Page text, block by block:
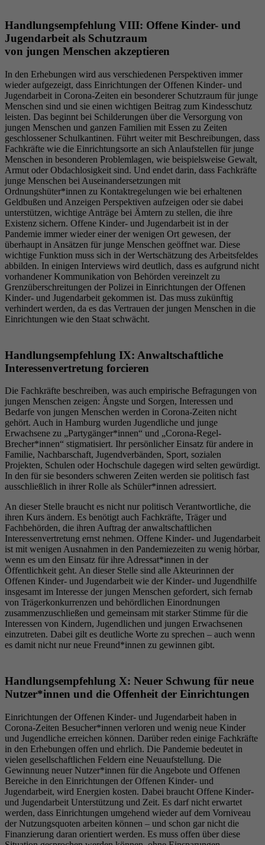
Handlungsempfehlung VIII: Offene Kinder- und
Jugendarbeit als Schutzraum
von jungen Menschen akzeptieren
In den Erhebungen wird aus verschiedenen Perspektiven immer
wieder aufgezeigt, dass Einrichtungen der Offenen Kinder- und
Jugendarbeit in Corona-Zeiten ein besonderer Schutzraum für junge
Menschen sind und sie einen wichtigen Beitrag zum Kindesschutz
leisten. Das beginnt bei Schilderungen über die Versorgung von
jungen Menschen und ganzen Familien mit Essen zu Zeiten
geschlossener Schulkantinen. Führt weiter mit Beschreibungen, dass
Fachkräfte wie die Einrichtungsorte an sich Anlaufstellen für junge
Menschen in besonderen Problemlagen, wie beispielsweise Gewalt,
Armut oder Obdachlosigkeit sind. Und endet darin, dass Fachkräfte
junge Menschen bei Auseinandersetzungen mit
Ordnungshüter*innen zu Kontaktregelungen wie bei erhaltenen
Geldbußen und Anzeigen Perspektiven aufzeigen oder sie dabei
unterstützen, wichtige Anträge bei Ämtern zu stellen, die ihre
Existenz sichern. Offene Kinder- und Jugendarbeit ist in der
Pandemie immer wieder einer der wenigen Ort gewesen, der
überhaupt in Ansätzen für junge Menschen geöffnet war. Diese
wichtige Funktion muss sich in der Wertschätzung des Arbeitsfeldes
abbilden. In einigen Interviews wird deutlich, dass es aufgrund nicht
vorhandener Kommunikation von Behörden vereinzelt zu
Grenzüberschreitungen der Polizei in Einrichtungen der Offenen
Kinder- und Jugendarbeit gekommen ist. Das muss zukünftig
verhindert werden, da es das Vertrauen der jungen Menschen in die
Einrichtungen wie den Staat schwächt.
Handlungsempfehlung IX: Anwaltschaftliche
Interessenvertretung forcieren
Die Fachkräfte beschreiben, was auch empirische Befragungen von
jungen Menschen zeigen: Ängste und Sorgen, Interessen und
Bedarfe von jungen Menschen werden in Corona-Zeiten nicht
gehört. Auch in Hamburg wurden Jugendliche und junge
Erwachsene zu „Partygänger*innen“ und „Corona-Regel-
Brecher*innen“ stigmatisiert. Ihr persönlicher Einsatz für andere in
Familie, Nachbarschaft, Jugendverbänden, Sport, sozialen
Projekten, Schulen oder Hochschule dagegen wird selten gewürdigt.
In den für sie besonders schweren Zeiten werden sie politisch fast
ausschließlich in ihrer Rolle als Schüler*innen adressiert.
An dieser Stelle braucht es nicht nur politisch Verantwortliche, die
ihren Kurs ändern. Es benötigt auch Fachkräfte, Träger und
Fachbehörden, die ihren Auftrag der anwaltschaftlichen
Interessenvertretung ernst nehmen. Offene Kinder- und Jugendarbeit
ist mit wenigen Ausnahmen in den Pandemiezeiten zu wenig hörbar,
wenn es um den Einsatz für ihre Adressat*innen in der
Öffentlichkeit geht. An dieser Stelle sind alle Akteurinnen der
Offenen Kinder- und Jugendarbeit wie der Kinder- und Jugendhilfe
insgesamt im Interesse der jungen Menschen gefordert, sich fernab
von Trägerkonkurrenzen und behördlichen Einordnungen
zusammenzuschließen und gemeinsam mit starker Stimme für die
Interessen von Kindern, Jugendlichen und jungen Erwachsenen
einzutreten. Dabei gilt es deutliche Worte zu sprechen – auch wenn
es damit nicht nur neue Freund*innen zu gewinnen gibt.
Handlungsempfehlung X: Neuer Schwung für neue
Nutzer*innen und die Offenheit der Einrichtungen
Einrichtungen der Offenen Kinder- und Jugendarbeit haben in
Corona-Zeiten Besucher*innen verloren und wenig neue Kinder
und Jugendliche erreichen können. Darüber reden einige Fachkräfte
in den Erhebungen offen und ehrlich. Die Pandemie bedeutet in
vielen gesellschaftlichen Feldern eine Neuaufstellung. Die
Gewinnung neuer Nutzer*innen für die Angebote und Offenen
Bereiche in den Einrichtungen der Offenen Kinder- und
Jugendarbeit, wird Energien kosten. Dabei braucht Offene Kinder-
und Jugendarbeit Unterstützung und Zeit. Es darf nicht erwartet
werden, dass Einrichtungen umgehend wieder auf dem Vorniveau
der Nutzungsquoten arbeiten können – und schon gar nicht die
Finanzierung daran orientiert werden. Es muss offen über diese